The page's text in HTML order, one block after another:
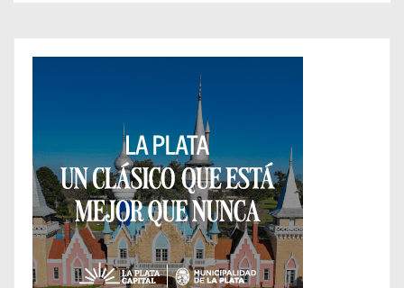
e
c
ó